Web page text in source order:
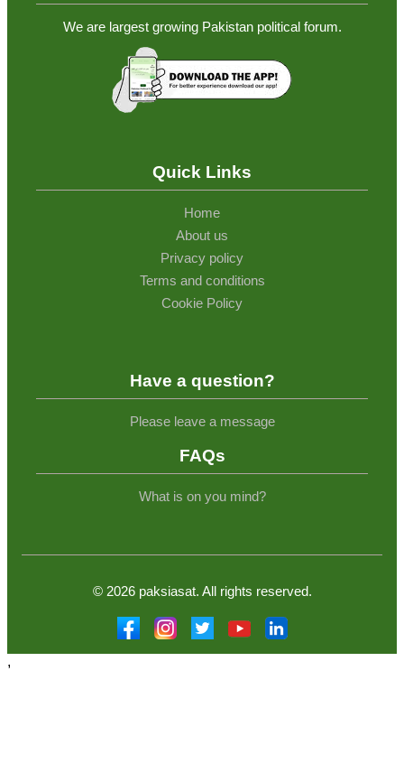
We are largest growing Pakistan political forum.
Quick Links
Home
About us
Privacy policy
Terms and conditions
Cookie Policy
Have a question?
Please leave a message
FAQs
What is on you mind?
© 2026paksiasat. All rights reserved.
,